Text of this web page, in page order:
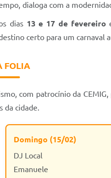
dialoga com a
dias 13 e 17 de fevereiro
certo para um carnaval
FOLIA
com patrocínio da
da cidade.
Domingo (15/02)
DJ Local
Emanuele